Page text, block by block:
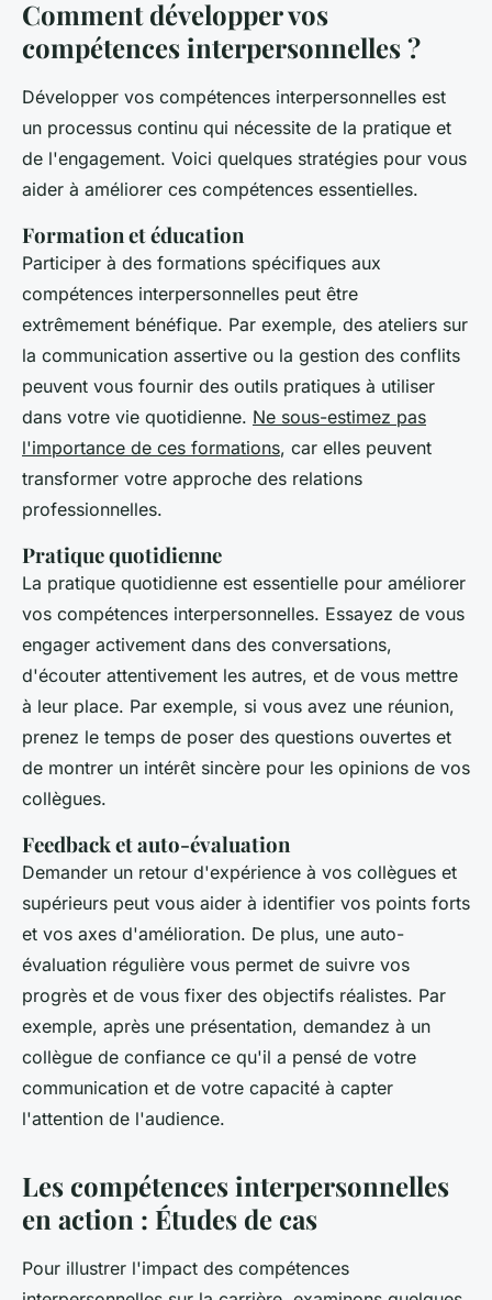
Comment développer vos
compétences interpersonnelles ?
Développer vos compétences interpersonnelles est
un processus continu qui nécessite de la pratique et
de l'engagement. Voici quelques stratégies pour vous
aider à améliorer ces compétences essentielles.
Formation et éducation
Participer à des formations spécifiques aux
compétences interpersonnelles peut être
extrêmement bénéfique. Par exemple, des ateliers sur
la communication assertive ou la gestion des conflits
peuvent vous fournir des outils pratiques à utiliser
dans votre vie quotidienne. Ne sous-estimez pas
l'importance de ces formations, car elles peuvent
transformer votre approche des relations
professionnelles.
Pratique quotidienne
La pratique quotidienne est essentielle pour améliorer
vos compétences interpersonnelles. Essayez de vous
engager activement dans des conversations,
d'écouter attentivement les autres, et de vous mettre
à leur place. Par exemple, si vous avez une réunion,
prenez le temps de poser des questions ouvertes et
de montrer un intérêt sincère pour les opinions de vos
collègues.
Feedback et auto-évaluation
Demander un retour d'expérience à vos collègues et
supérieurs peut vous aider à identifier vos points forts
et vos axes d'amélioration. De plus, une auto-
évaluation régulière vous permet de suivre vos
progrès et de vous fixer des objectifs réalistes. Par
exemple, après une présentation, demandez à un
collègue de confiance ce qu'il a pensé de votre
communication et de votre capacité à capter
l'attention de l'audience.
Les compétences interpersonnelles
en action : Études de cas
Pour illustrer l'impact des compétences